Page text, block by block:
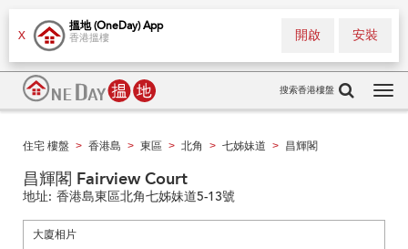
X
搵地 (OneDay) App
香港搵樓 安裝
開啟
搜索香港樓盤
住宅 樓盤 > 香港島 > 東區 > 北角 > 七姊妹道 > 昌輝閣
昌輝閣 Fairview Court
地址: 香港島東區北角七姊妹道5-13號
大廈相片